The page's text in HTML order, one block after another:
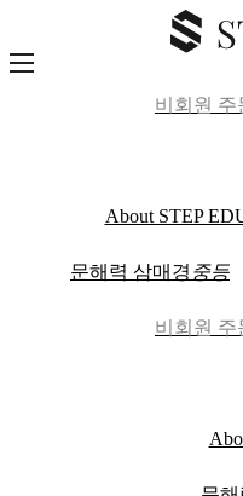
content
비회원 주
About STEP
문해력 삼매경 중등
비회원 주